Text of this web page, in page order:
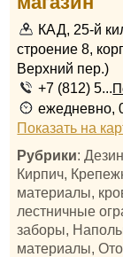
КАД, 25-й
строение 8,
Верхний пер.)
+7 (812) 5...
ежедневно,
Показать на
Рубрики:
Кирпич,
материалы,
лестничные
заборы,
материалы,